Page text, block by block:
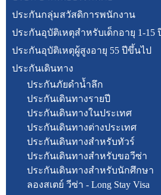
ประกันกลุ่มสวัสดิการพนักงาน
ประกันอุบัติเหตุสำหรับเด็กอายุ 1-15
ประกันอุบัติเหตุผู้สูงอายุ 55 ปีขึ้นไป
ประกันเดินทาง
ประกันภัยดำน้ำลึก
ประกันเดินทางรายปี
ประกันเดินทางในประเทศ
ประกันเดินทางต่างประเทศ
ประกันเดินทางสำหรับทัวร์
ประกันเดินทางสำหรับขอวีซ่า
ประกันเดินทางสำหรับนักศึกษา
ลองสเตย์ วีซ่า - Long Stay Visa